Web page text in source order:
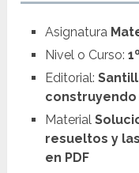
Asignatura
Nivel o Curso:
Editorial:
construyendo
Material
resueltos y
en PDF